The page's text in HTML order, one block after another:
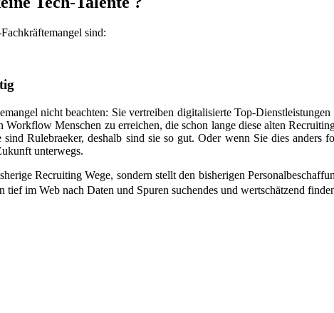
sind:
nicht beachten: Sie vertreiben digitalisierte Top-
Menschen zu erreichen, die schon lange diese alten
Rulebraeker, deshalb sind sie so gut. Oder wenn Sie dies anders
unterwegs.
Recruiting Wege, sondern stellt den bisherigen
im Web nach Daten und Spuren suchendes und wertschätzend